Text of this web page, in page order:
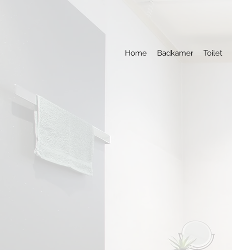
Home Badkamer Toilet